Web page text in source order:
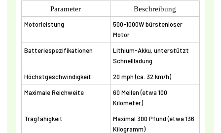
Parameter Beschreibung
Motorleistung
500-1000W bürstenloser
Motor
Batteriespezifikationen
Lithium-Akku, unterstützt
Schnellladung
Höchstgeschwindigkeit
20 mph (ca. 32 km/h)
Maximale Reichweite
60 Meilen (etwa 100
Kilometer)
Tragfähigkeit
Maximal 300 Pfund (etwa 136
Kilogramm)